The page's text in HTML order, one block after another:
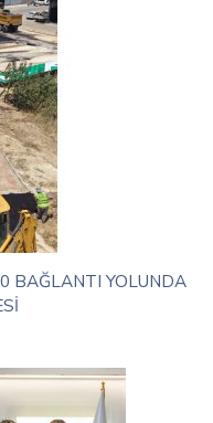
BAĞLANTI YOLUNDA